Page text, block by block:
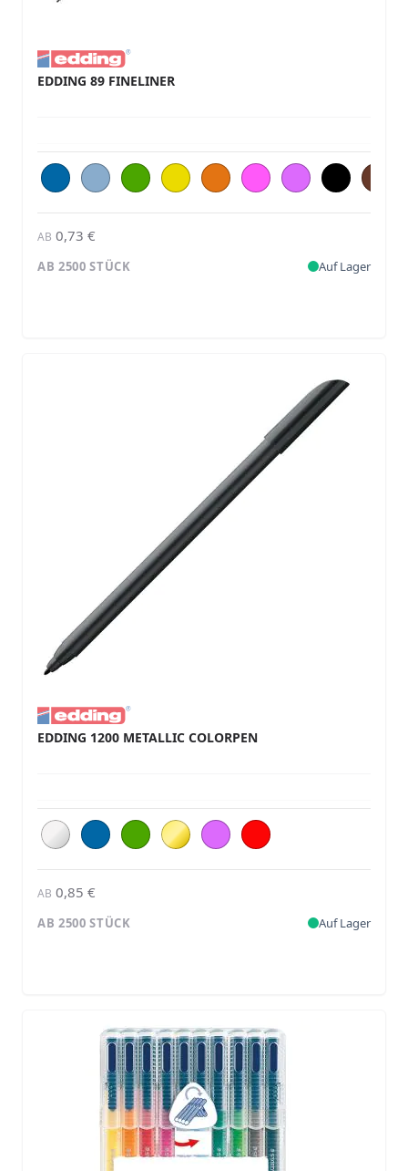
EDDING 89 FINELINER
AB 0,73 €
AB 2500 STÜCK Auf Lager
EDDING 1200 METALLIC COLORPEN
AB 0,85 €
AB 2500 STÜCK Auf Lager